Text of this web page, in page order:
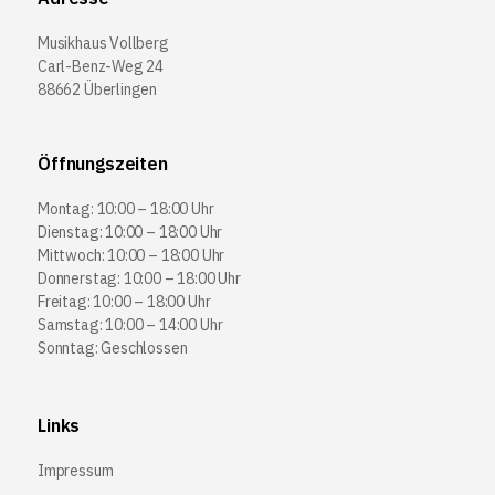
Musikhaus Vollberg
Carl-Benz-Weg 24
88662 Überlingen
Öffnungszeiten
Montag: 10:00 – 18:00 Uhr
Dienstag: 10:00 – 18:00 Uhr
Mittwoch: 10:00 – 18:00 Uhr
Donnerstag: 10:00 – 18:00 Uhr
Freitag: 10:00 – 18:00 Uhr
Samstag: 10:00 – 14:00 Uhr
Sonntag: Geschlossen
Links
Impressum